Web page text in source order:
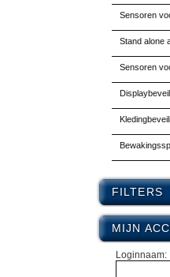
Sensoren
Stand alone
Sensoren
FILTERS
MIJN
Loginnaam: